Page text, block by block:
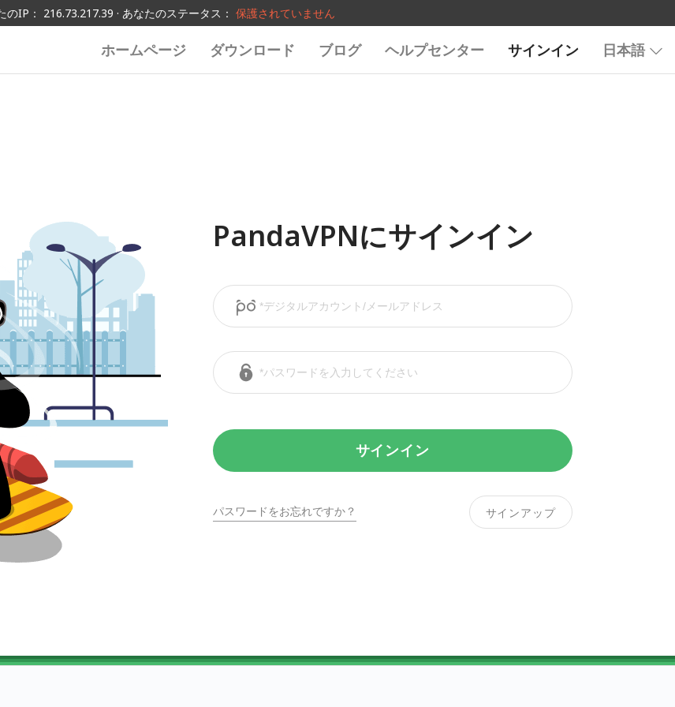
のIP： 216.73.217.39 · あなたのステータス： 保護されていません
ホームページ ダウンロード ブログ ヘルプセンター サインイン 日本語
PandaVPNにサインイン
サインイン
パスワードをお忘れですか？ サインアップ